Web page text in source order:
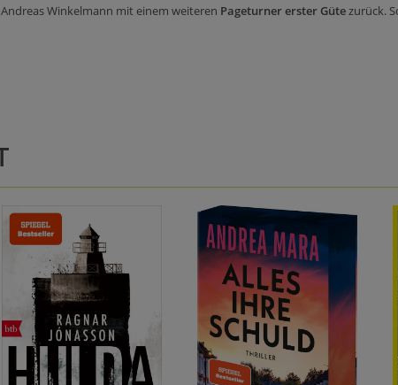
Winkelmann mit einem weiteren Pageturner erster Gütezurück.